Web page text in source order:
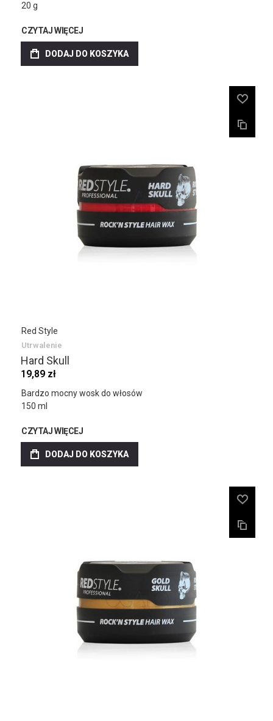
20 g
CZYTAJ WIĘCEJ
DODAJ DO KOSZYKA
Red Style
Utrwalenie
Hard Skull
19,89 zł
Bardzo mocny wosk do włosów
150 ml
CZYTAJ WIĘCEJ
DODAJ DO KOSZYKA